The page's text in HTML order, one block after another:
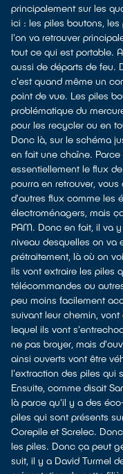
principalement sur les
ici : les piles boutons,
l'on va retrouver
tout ce qui est portable.
aussi de départs de feu.
c'est quand même un
point de vue. Les piles
problématique du
pour les recycler ou en
Donc là, sur le schéma
en fait une chaîne.
essentiellement le flux
pourra en retrouver,
d'autres flux comme les
électroménagers, mais
PAM. Donc en fait, il va
niveau desquelles on va
prétraitement, là où on
ils vont extraire les piles
télécommandes ou
peu moins facilement
suivant leur chemin,
lequel ils vont
ne pas broyer, mais
ainsi ouverts vont être
l'extraction des piles qui
Ensuite, comme disait
là parce qu'il y a des
piles qui sont présents
Corepile et Screlec.
les piles. Donc ça peut
suit, il y a David Turmel